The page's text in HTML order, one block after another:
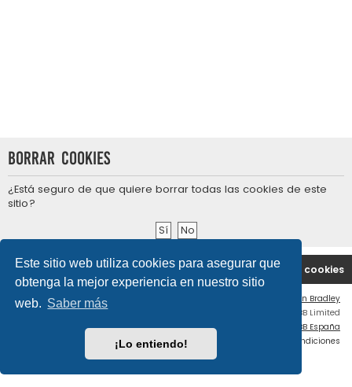
Este sitio web utiliza cookies para asegurar que
obtenga la mejor experiencia en nuestro sitio
web. Saber más
¡Lo entiendo!
Borrar cookies
¿Está seguro de que quiere borrar todas las cookies de este
sitio?
Portal Índice general Borrar cookies
Contáctenos
Ian Bradley
Desarrollado por
® Forum Software © phpBB Limited
Traducción al español por
phpBB España
Condiciones